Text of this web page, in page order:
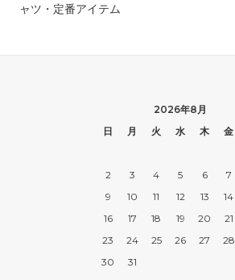
ャツ・定番アイテム
2026年8月
日
月 火 水 木 金
2
3 4 5 6 7
9
10 11 12 13 14
16
17 18 19 20 21
23
24 25 26 27 28
30
31